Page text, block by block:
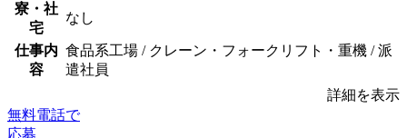
寮・社
宅
なし
仕事内
容
食品系工場 / クレーン・フォークリフト・重機 / 派
遣社員
詳細を表示
無料電話で
応募